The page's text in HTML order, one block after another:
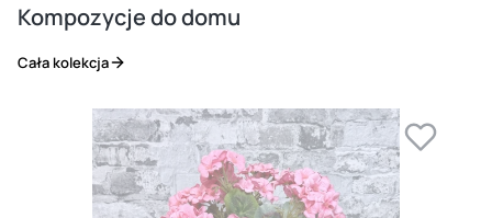
Kompozycje do domu
Cała kolekcja